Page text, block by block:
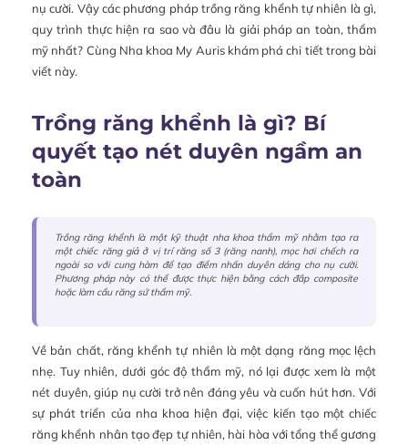
nụ cười. Vậy các phương pháp trồng răng khểnh tự nhiên là gì,
quy trình thực hiện ra sao và đâu là giải pháp an toàn, thẩm
mỹ nhất? Cùng Nha khoa My Auris khám phá chi tiết trong bài
viết này.
Trồng răng khểnh là gì? Bí
quyết tạo nét duyên ngầm an
toàn
Trồng răng khểnh là một kỹ thuật nha khoa thẩm mỹ nhằm tạo ra
một chiếc răng giả ở vị trí răng số 3 (răng nanh), mọc hơi chếch ra
ngoài so với cung hàm để tạo điểm nhấn duyên dáng cho nụ cười.
Phương pháp này có thể được thực hiện bằng cách đắp composite
hoặc làm cầu răng sứ thẩm mỹ.
Về bản chất, răng khểnh tự nhiên là một dạng răng mọc lệch
nhẹ. Tuy nhiên, dưới góc độ thẩm mỹ, nó lại được xem là một
nét duyên, giúp nụ cười trở nên đáng yêu và cuốn hút hơn. Với
sự phát triển của nha khoa hiện đại, việc kiến tạo một chiếc
răng khểnh nhân tạo đẹp tự nhiên, hài hòa với tổng thể gương